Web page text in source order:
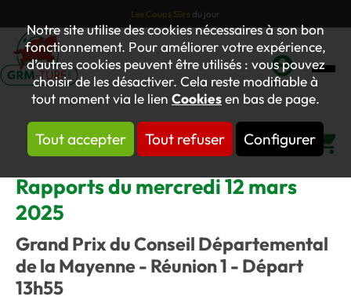
Notre site utilise des cookies nécessaires à son bon
fonctionnement. Pour améliorer votre expérience,
d’autres cookies peuvent être utilisés : vous pouvez
choisir de les désactiver. Cela reste modifiable à
tout moment via le lien Cookiesen bas de page.
Tout accepter Tout refuser Configurer
Les Coups Sûrs du jour
Mon
compte
Rapports du mercredi 12 mars
2025
Grand Prix du Conseil Départemental
de la Mayenne - Réunion 1 - Départ
13h55